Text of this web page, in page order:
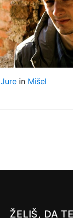
Jure in Mišel
ŽELIŠ, DA